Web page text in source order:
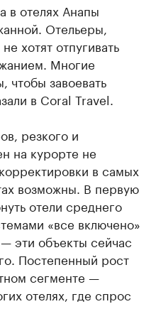
в отелях Анапы
Отельеры,
хотят отпугивать
Многие
чтобы завоевать
в Coral Travel.
резкого и
на курорте не
в самых
возможны. В первую
отели среднего
«все включено»
эти объекты сейчас
Постепенный рост
сегменте —
отелях, где спрос